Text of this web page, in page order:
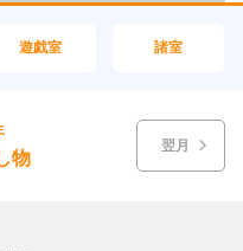
遊戯室 諸室
翌月
物